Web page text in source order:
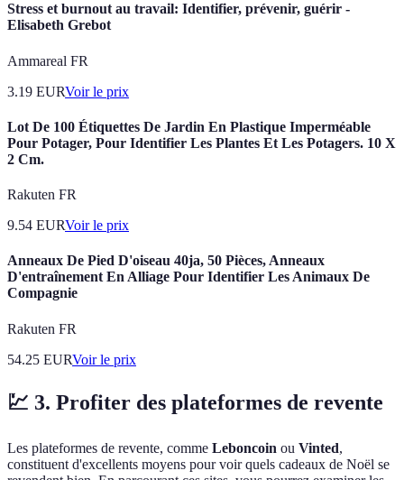
Stress et burnout au travail: Identifier, prévenir, guérir -
Elisabeth Grebot
Ammareal FR
3.19 EURVoir le prix
Lot De 100 Étiquettes De Jardin En Plastique Imperméable
Pour Potager, Pour Identifier Les Plantes Et Les Potagers. 10 X
2 Cm.
Rakuten FR
9.54 EURVoir le prix
Anneaux De Pied D'oiseau 40ja, 50 Pièces, Anneaux
D'entraînement En Alliage Pour Identifier Les Animaux De
Compagnie
Rakuten FR
54.25 EURVoir le prix
💹 3. Profiter des plateformes de revente
Les plateformes de revente, comme Leboncoin ou Vinted,
constituent d'excellents moyens pour voir quels cadeaux de Noël se